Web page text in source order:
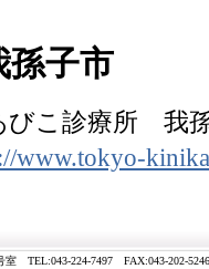
孫子市
びこ診療所 我
www.tokyo-
室 TEL:043-224-7497 FAX:043-202-5246